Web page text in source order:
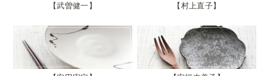
武曽健一 村上直子